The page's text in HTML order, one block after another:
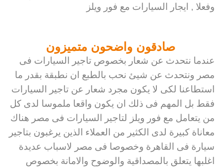
وفعلا , ايجار السيارات مع فور ويلز
صادقون واضحون متميزون
عندما نتحدث عن شعار بخصوص تاجير السيارات فى
مصر ونتحدث عن شيئ نحب بالطبع ان نطبقة بقدر ما
استطاعنا لكى لا يكون مجرد شعار عن تاجير السيارات
فقط بل المهم فى ذلك ان يكون واقعا ملموسا لدى كل
من يتعامل مع فور ويلز لتاجير السيارات فى مصر هناك
معاناة كبيرة لدى الكثير من العملاء الذين يرغبون بتاجير
سيارة فى القاهرة وخصوصا فى مصر لاسباب عديدة
اغلبها يتعلق بالمصداقية والوضوح والامانة بخصوص